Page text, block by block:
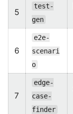
5
test-
gen
6
e2e-
scenari
o
7
edge-
case-
finder